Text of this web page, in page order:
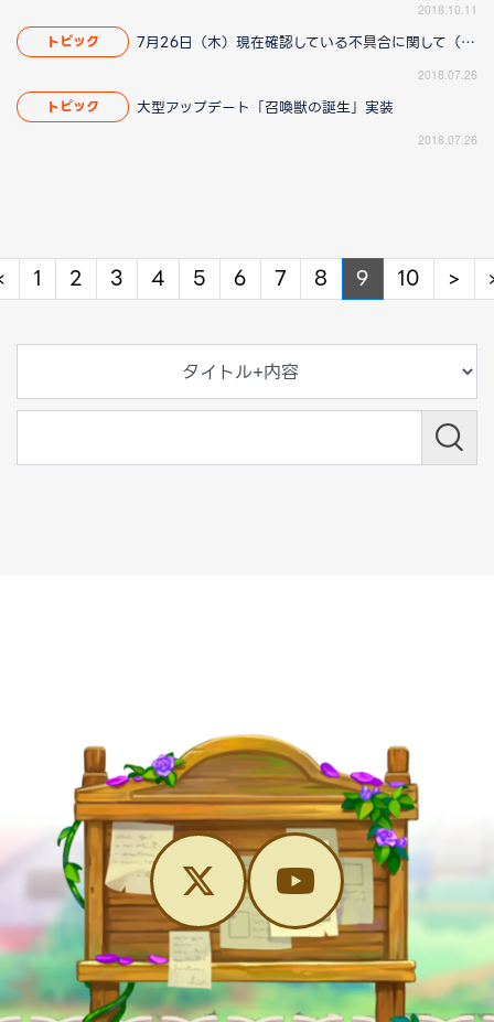
2018.10.11
トピック 7月26日（木）現在確認している不具合に関して（8/23 14:40更新）
2018.07.26
トピック 大型アップデート「召喚獣の誕生」実装
2018.07.26
Previous
1 2 3 4 5 6 7 8 9 10 >